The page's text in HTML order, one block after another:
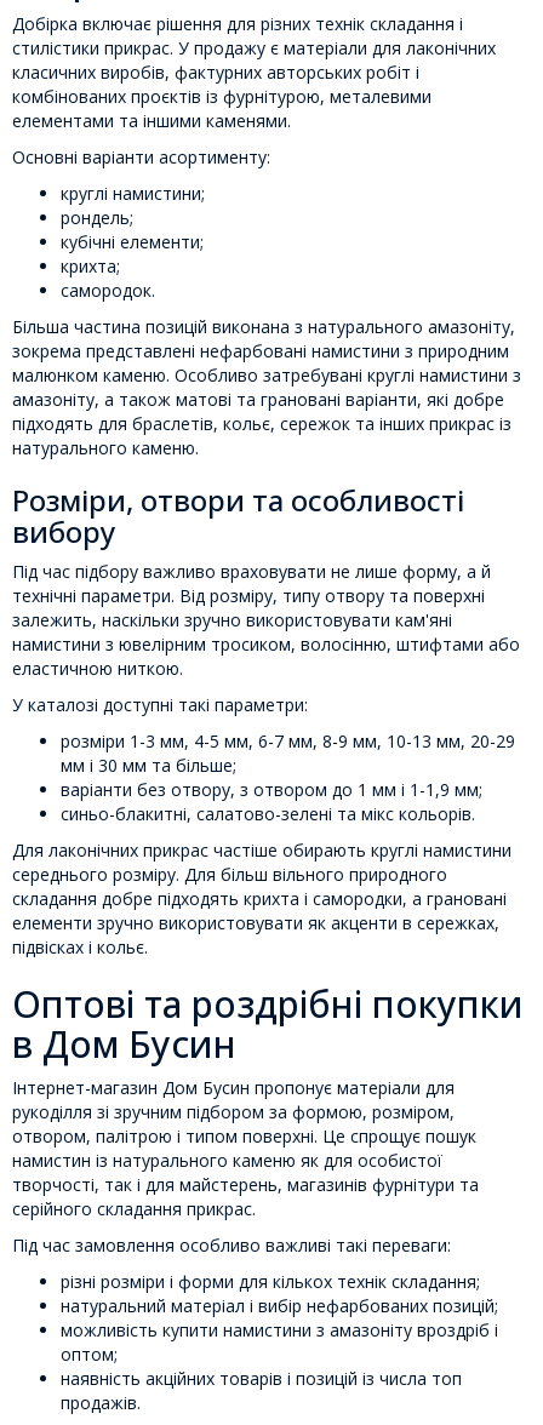
Добірка включає рішення для різних технік складання і
стилістики прикрас. У продажу є матеріали для лаконічних
класичних виробів, фактурних авторських робіт і
комбінованих проєктів із фурнітурою, металевими
елементами та іншими каменями.
Основні варіанти асортименту:
круглі намистини;
рондель;
кубічні елементи;
крихта;
самородок.
Більша частина позицій виконана з натурального амазоніту,
зокрема представлені нефарбовані намистини з природним
малюнком каменю. Особливо затребувані круглі намистини з
амазоніту, а також матові та грановані варіанти, які добре
підходять для браслетів, кольє, сережок та інших прикрас із
натурального каменю.
Розміри, отвори та особливості
вибору
Під час підбору важливо враховувати не лише форму, а й
технічні параметри. Від розміру, типу отвору та поверхні
залежить, наскільки зручно використовувати кам'яні
намистини з ювелірним тросиком, волосінню, штифтами або
еластичною ниткою.
У каталозі доступні такі параметри:
розміри 1-3 мм, 4-5 мм, 6-7 мм, 8-9 мм, 10-13 мм, 20-29
мм і 30 мм та більше;
варіанти без отвору, з отвором до 1 мм і 1-1,9 мм;
синьо-блакитні, салатово-зелені та мікс кольорів.
Для лаконічних прикрас частіше обирають круглі намистини
середнього розміру. Для більш вільного природного
складання добре підходять крихта і самородки, а грановані
елементи зручно використовувати як акценти в сережках,
підвісках і кольє.
Оптові та роздрібні покупки
в Дом Бусин
Інтернет-магазин Дом Бусин пропонує матеріали для
рукоділля зі зручним підбором за формою, розміром,
отвором, палітрою і типом поверхні. Це спрощує пошук
намистин із натурального каменю як для особистої
творчості, так і для майстерень, магазинів фурнітури та
серійного складання прикрас.
Під час замовлення особливо важливі такі переваги:
різні розміри і форми для кількох технік складання;
натуральний матеріал і вибір нефарбованих позицій;
можливість купити намистини з амазоніту вроздріб і
оптом;
наявність акційних товарів і позицій із числа топ
продажів.